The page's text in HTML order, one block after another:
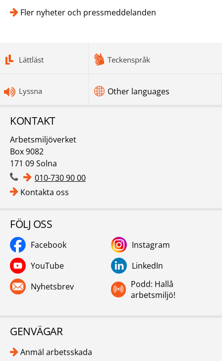
Fler nyheter och pressmeddelanden
Lättläst Teckenspråk
Lyssna Other languages
KONTAKT
Arbetsmiljöverket
Box 9082
171 09 Solna
010-730 90 00
Kontakta oss
FÖLJ OSS
Facebook
Instagram
YouTube
LinkedIn
Nyhetsbrev
Podd: Hallå
arbetsmiljö!
GENVÄGAR
Anmäl arbetsskada